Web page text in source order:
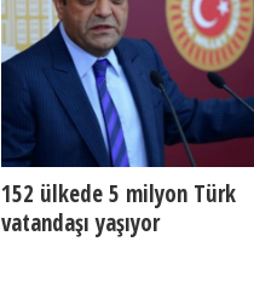
152 ülkede 5 milyon Türk
vatandaşı yaşıyor